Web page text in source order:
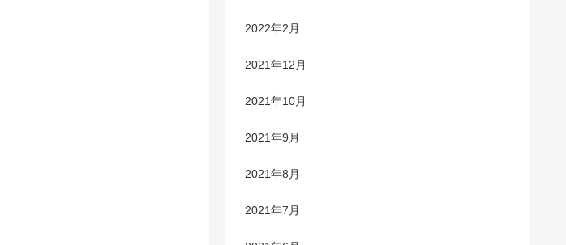
2022年2月
2021年12月
2021年10月
2021年9月
2021年8月
2021年7月